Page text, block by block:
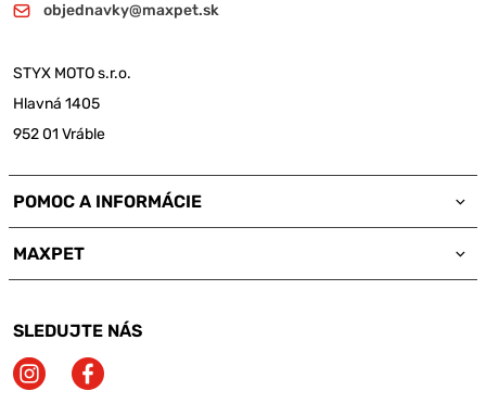
objednavky@maxpet.sk
STYX MOTO s.r.o.
Hlavná 1405
952 01 Vráble
POMOC A INFORMÁCIE
MAXPET
SLEDUJTE NÁS